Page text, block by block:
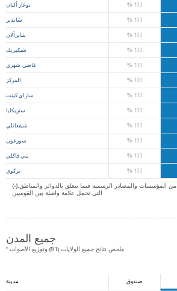
بوغاز أليان %100
شاندير %100
شايرألان %100
شيكيريك %100
قاضي شهري %100
المركز %100
ساراي كينت %100
ستريكايا %100
شيفعاتلي %100
سورغون %100
يني فاكلي %100
يركوي %100
(-).لا يمكن الحصول على معلومات من المؤسسات والمصادر الرسمية فيما يتعلق بالدوائر والمناطق
التي تحمل علامة واصلة بين القوسين
جميع المدن
* ملخص نتائج جميع الولايات (81) وتوزيع الأصوات
مدينة صندوق